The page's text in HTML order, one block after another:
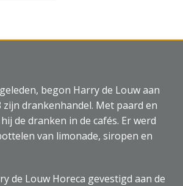
begon Harry de Louw aan
zijn drankenhandel. Met paard en
de dranken in de cafés. Er werd
van limonade, siropen en
de Louw Horeca gevestigd aan de